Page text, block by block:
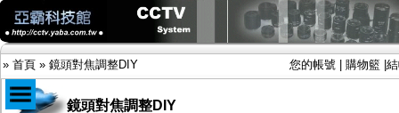
» 首頁 » 鏡頭對焦調整DIY 您的帳號 購物籃
鏡頭對焦調整DIY